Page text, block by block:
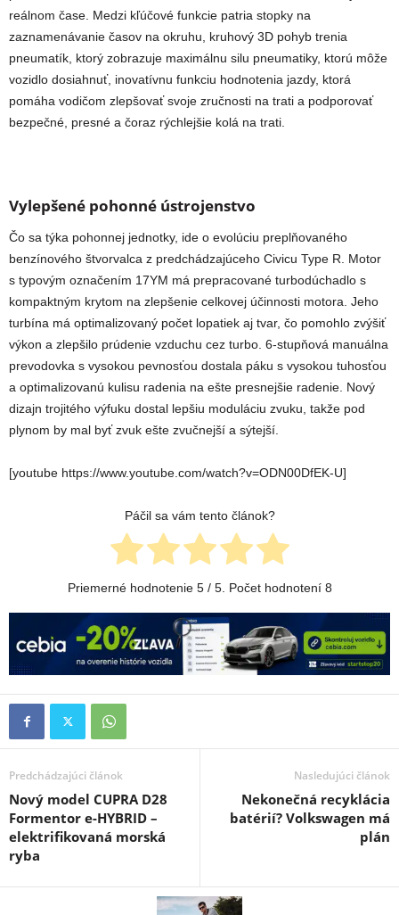
reálnom čase. Medzi kľúčové funkcie patria stopky na
zaznamenávanie časov na okruhu, kruhový 3D pohyb trenia
pneumatík, ktorý zobrazuje maximálnu silu pneumatiky, ktorú môže
vozidlo dosiahnuť, inovatívnu funkciu hodnotenia jazdy, ktorá
pomáha vodičom zlepšovať svoje zručnosti na trati a podporovať
bezpečné, presné a čoraz rýchlejšie kolá na trati.
Vylepšené pohonné ústrojenstvo
Čo sa týka pohonnej jednotky, ide o evolúciu preplňovaného
benzínového štvorvalca z predchádzajúceho Civicu Type R. Motor
s typovým označením 17YM má prepracované turbodúchadlo s
kompaktným krytom na zlepšenie celkovej účinnosti motora. Jeho
turbína má optimalizovaný počet lopatiek aj tvar, čo pomohlo zvýšiť
výkon a zlepšilo prúdenie vzduchu cez turbo. 6-stupňová manuálna
prevodovka s vysokou pevnosťou dostala páku s vysokou tuhosťou
a optimalizovanú kulisu radenia na ešte presnejšie radenie. Nový
dizajn trojitého výfuku dostal lepšiu moduláciu zvuku, takže pod
plynom by mal byť zvuk ešte zvučnejší a sýtejší.
[youtube https://www.youtube.com/watch?v=ODN00DfEK-U]
Páčil sa vám tento článok?
Priemerné hodnotenie 5/ 5. Počet hodnotení 8
Predchádzajúci článok
Nový model CUPRA D28
Formentor e-HYBRID –
elektrifikovaná morská
ryba
Nasledujúci článok
Nekonečná recyklácia
batérií? Volkswagen má
plán